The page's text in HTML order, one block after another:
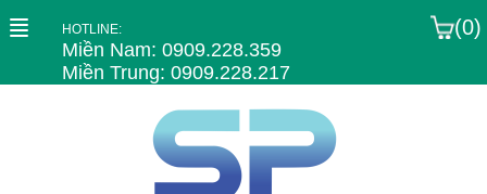
HOTLINE:
Miền Nam: 0909.228.359
Miền Trung: 0909.228.217
(0)